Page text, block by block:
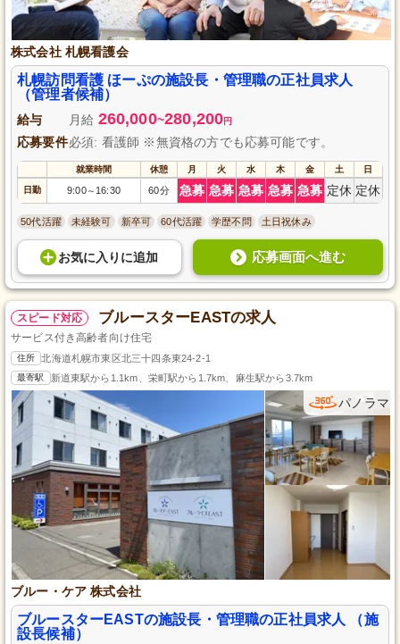
株式会社 札幌看護会
札幌訪問看護 ほーぷの施設長・管理職の正社員求人
（管理者候補）
給与 月給 260,000~280,200円
応募要件必須: 看護師 ※無資格の方でも応募可能です。
就業時間 休憩 月 火 水 木 金 土 日
日勤 9:00～ 16:30 60分 急募 急募 急募 急募 急募 定休 定休
50代活躍 未経験可 新卒可 60代活躍 学歴不問 土日祝休み
お気に入り に追加 応募画面へ進む
スピード対応 ブルースターEASTの求人
サービス付き高齢者向け住宅
住所 北海道札幌市東区北三十四条東24-2-1
最寄駅 新道東駅から1.1km、栄町駅から1.7km、麻生駅から3.7km
パノラマ
ブルー・ケア 株式会社
ブルースターEASTの施設長・管理職の正社員求人 （施
設長候補）